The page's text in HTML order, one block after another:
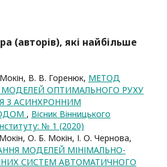
(авторів), які найбільше
В. В. Горенюк, МЕТОД
МОДЕЛЕЙ ОПТИМАЛЬНОГО РУХУ
З АСИНХРОННИМ
, Вісник Вінницького
№ 1 (2020)
О. Б. Мокін, І. О. Чернова,
МОДЕЛЕЙ МІНІМАЛЬНО-
СИСТЕМ АВТОМАТИЧНОГО